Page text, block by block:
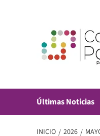
Últimas Noticias
INICIO 2026